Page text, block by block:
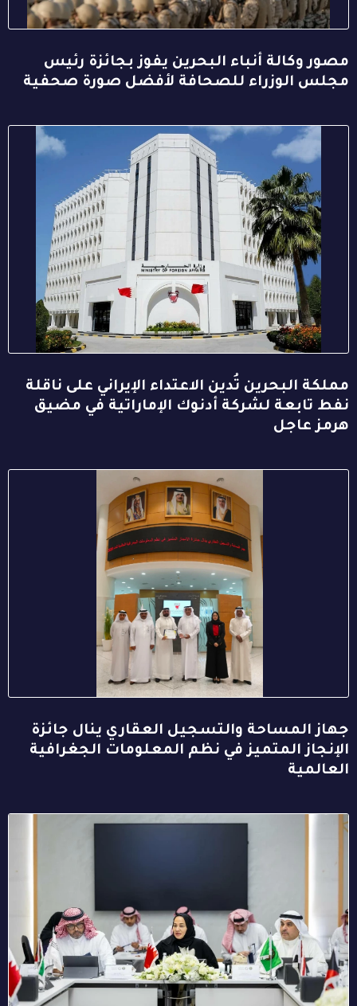
مصور وكالة أنباء البحرين يفوز بجائزة رئيس
مجلس الوزراء للصحافة لأفضل صورة صحفية
مملكة البحرين تُدين الاعتداء الإيراني على ناقلة
نفط تابعة لشركة أدنوك الإماراتية في مضيق
هرمز عاجل
جهاز المساحة والتسجيل العقاري ينال جائزة
الإنجاز المتميز في نظم المعلومات الجغرافية
العالمية